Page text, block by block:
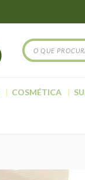
COSMÉTICA